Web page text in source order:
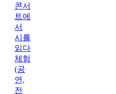
콘서
트에
서
시를
읽다
체험
(공
연,
전